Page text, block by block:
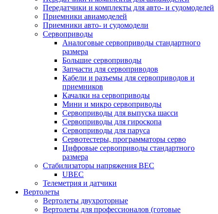
Передатчики и комплекты для авто- и судомоделей
Приемники авиамоделей
Приемники авто- и судомодели
Сервоприводы
Аналоговые сервоприводы стандартного
размера
Большие сервоприводы
Запчасти для сервоприводов
Кабели и разъемы для сервоприводов и
приемников
Качалки на сервоприводы
Мини и микро сервоприводы
Сервоприводы для выпуска шасси
Сервоприводы для гироскопа
Сервоприводы для паруса
Сервотестеры, программаторы серво
Цифровые сервоприводы стандартного
размера
Стабилизаторы напряжения BEC
UBEC
Телеметрия и датчики
Вертолеты
Вертолеты двухроторные
Вертолеты для профессионалов (готовые